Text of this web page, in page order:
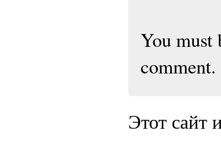
You must
comment.
Этот сайт